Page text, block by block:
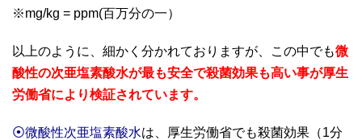
※mg/kg = ppm(百万分の一）
以上のように、細かく分かれておりますが、この中でも微
酸性の次亜塩素酸水が最も安全で殺菌効果も高い事が厚生
労働省により検証されています。
⦿微酸性次亜塩素酸水は、厚生労働省でも殺菌効果（1分